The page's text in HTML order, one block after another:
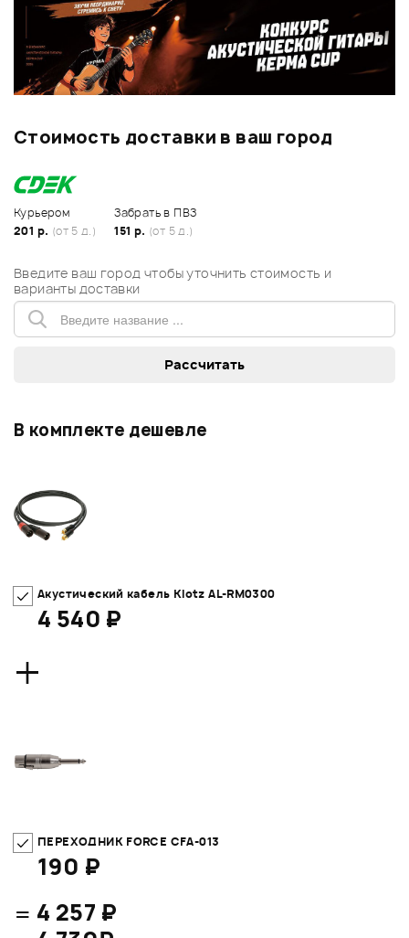
Стоимость доставки в ваш город
Курьером
201 р. (от 5 д.)
Забрать в ПВЗ
151 р. (от 5 д.)
Введите ваш город чтобы уточнить стоимость и
варианты доставки
В комплекте дешевле
Акустический кабель Klotz AL-RM0300
4 540 ₽
+
ПЕРЕХОДНИК FORCE CFA-013
190 ₽
= 4 257 ₽